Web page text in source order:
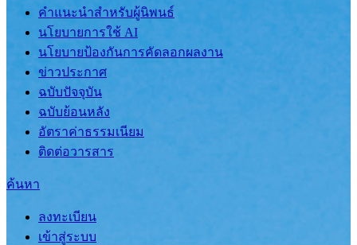
คำแนะนำสำหรับผู้นิพนธ์
นโยบายการใช้ AI
นโยบายป้องกันการคัดลอกผลงาน
ข่าวประกาศ
ฉบับปัจจุบัน
ฉบับย้อนหลัง
อัตราค่าธรรมเนียม
ติดต่อวารสาร
ค้นหา
ลงทะเบียน
เข้าสู่ระบบ